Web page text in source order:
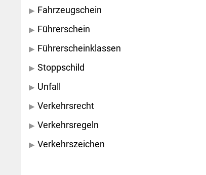
Fahrzeugschein
Führerschein
Führerscheinklassen
Stoppschild
Unfall
Verkehrsrecht
Verkehrsregeln
Verkehrszeichen